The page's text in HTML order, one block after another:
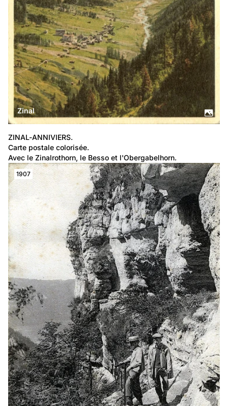
Zinal
ZINAL-ANNIVIERS.
Carte postale colorisée.
Avec le Zinalrothorn, le Besso et l'Obergabelhorn.
1907